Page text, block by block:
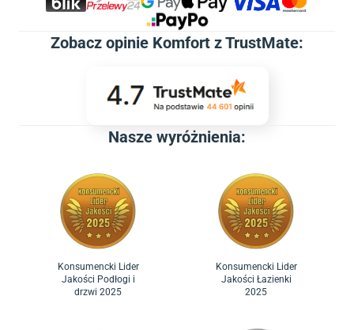
Zobacz opinie Komfort z TrustMate:
Nasze wyróżnienia:
Konsumencki Lider
Jakości Podłogi i
drzwi 2025
Konsumencki Lider
Jakości Łazienki
2025